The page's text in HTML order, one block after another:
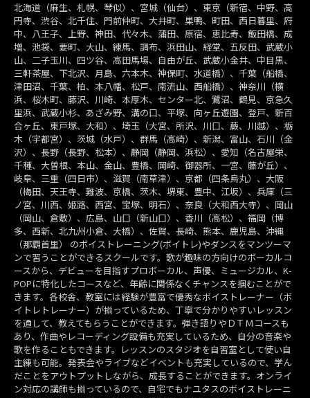
北海道（麻生、札幌、琴似）、宮城（仙台）、東京（新宿、中野、高
円寺、渋谷、北千住、門前仲町、大井町、巣鴨、町田、西日暮里、府
中、八王子、上野、神田、代々木、蒲田、原宿、恵比寿、飯田橋、成
増、池袋、要町、大山、練馬、調布、浜田山、経堂、五反田、武蔵小
山、二子玉川、四ツ谷、高田馬場、自由が丘、武蔵小金井、中目黒、
三軒茶屋、下北沢、月島、六本木、神保町、水道橋）、千葉（船橋、
津田沼、千葉、柏、本八幡、松戸、南流山、西船橋）、神奈川（横
浜、桜木町、藤沢、川崎、本厚木、センター北、鷺沼、鶴見、京急久
里浜、武蔵小杉、あざみ野、溝の口、平塚、向ヶ丘遊園、登戸、新百
合ヶ丘、東戸塚、大和）、埼玉（大宮、所沢、川口、蕨、川越）、栃
木（宇都宮）、茨城（水戸）、群馬（高崎）、新潟、富山、石川（金
沢）、長野（長野、松本）、静岡（静岡、浜松）、愛知（名古屋栄、
千種、大曽根、本山、金山、豊橋、岡崎、御器所、一宮、藤が丘）、
岐阜、三重（四日市）、滋賀（南草津）、京都（四条烏丸）、大阪
（梅田、天王寺、難波、京橋、茨木、堺東、豊中、江坂）、兵庫（三
ノ宮、川西、姫路、西宮、宝塚、明石）、奈良（大和西大寺）、岡山
（岡山、倉敷）、広島、山口（新山口）、香川（高松）、福岡（博
多、西新、北九州小倉、大橋）、佐賀、長崎、熊本、鹿児島、沖縄
（那覇首里） のボイストレーニング(ボイトレ)やダンスをマンツーマ
ンで習うことができるスクールです。歌が趣味の方向けのボーカルコ
ースから、デビューを目指すプロボーカル、声優、ミュージカル、K-
POPに特化したコースなど、年齢に関係なくチャンスを掴むことがで
きます。各校舎、教室には経験が豊富で優秀なボイストレーナー（ボ
イトレトレーナー）が揃っているため、丁寧で分かりやすいレッスン
を通して、教えてもらうことができます。弾き語りやＤＴＭコースも
あり、作曲やレコーディング設備も充実しているため、自分の音楽や
歌を作ることもできます。レッスンのスタジオを自習室として使い自
主練も可能。発表会やライブなどイベントも充実しているので、学ん
だことをアウトプットしながら、成長することができます。オンライ
ン対応の講師も揃っているので、自宅でもナユタスのボイストレーニ